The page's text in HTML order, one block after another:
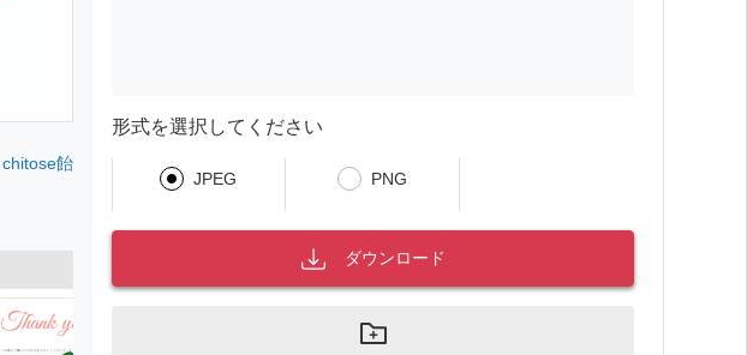
chitose飴
形式を選択してください
JPEG PNG
ダウンロード